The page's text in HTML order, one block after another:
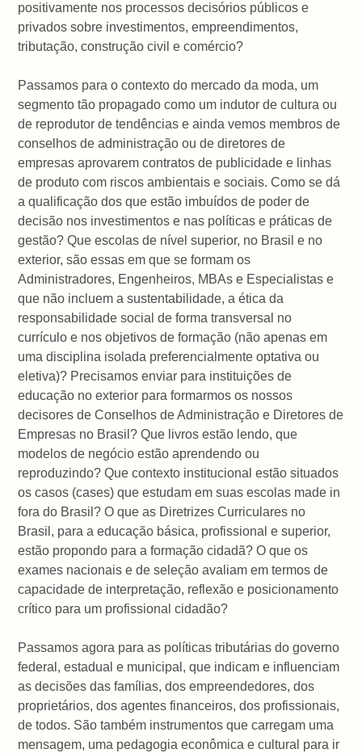
positivamente nos processos decisórios públicos e
privados sobre investimentos, empreendimentos,
tributação, construção civil e comércio?
Passamos para o contexto do mercado da moda, um
segmento tão propagado como um indutor de cultura ou
de reprodutor de tendências e ainda vemos membros de
conselhos de administração ou de diretores de
empresas aprovarem contratos de publicidade e linhas
de produto com riscos ambientais e sociais. Como se dá
a qualificação dos que estão imbuídos de poder de
decisão nos investimentos e nas políticas e práticas de
gestão? Que escolas de nível superior, no Brasil e no
exterior, são essas em que se formam os
Administradores, Engenheiros, MBAs e Especialistas e
que não incluem a sustentabilidade, a ética da
responsabilidade social de forma transversal no
currículo e nos objetivos de formação (não apenas em
uma disciplina isolada preferencialmente optativa ou
eletiva)? Precisamos enviar para instituições de
educação no exterior para formarmos os nossos
decisores de Conselhos de Administração e Diretores de
Empresas no Brasil? Que livros estão lendo, que
modelos de negócio estão aprendendo ou
reproduzindo? Que contexto institucional estão situados
os casos (cases) que estudam em suas escolas made in
fora do Brasil? O que as Diretrizes Curriculares no
Brasil, para a educação básica, profissional e superior,
estão propondo para a formação cidadã? O que os
exames nacionais e de seleção avaliam em termos de
capacidade de interpretação, reflexão e posicionamento
crítico para um profissional cidadão?
Passamos agora para as políticas tributárias do governo
federal, estadual e municipal, que indicam e influenciam
as decisões das famílias, dos empreendedores, dos
proprietários, dos agentes financeiros, dos profissionais,
de todos. São também instrumentos que carregam uma
mensagem, uma pedagogia econômica e cultural para ir